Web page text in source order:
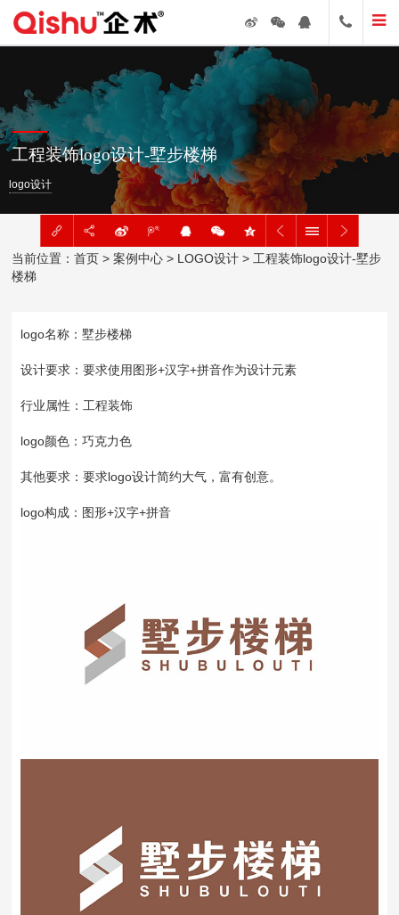
工程装饰logo设计-墅步楼梯
logo设计
当前位置：首页 >案例中心 > LOGO设计 > 工程装饰logo设计-墅步
楼梯
logo名称：墅步楼梯
设计要求：要求使用图形+汉字+拼音作为设计元素
行业属性：工程装饰
logo颜色：巧克力色
其他要求：要求logo设计简约大气，富有创意。
logo构成：图形+汉字+拼音